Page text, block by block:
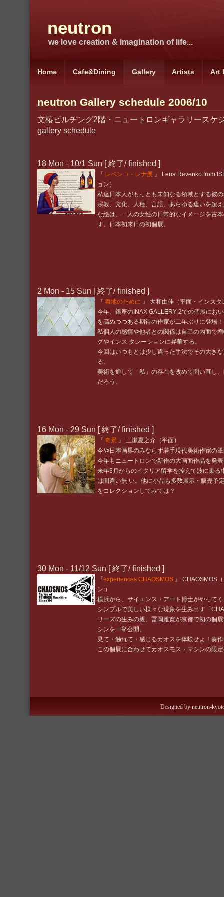
neutron
we love creation & imagination of life...
Home Cafe&Dining Gallery Artists Art
neutron Gallery schedule 2006/10
文椿ビルヂング2階・ニュートロンギャラリースケ
gallery schedule
18 Mon - 10/1 Sun [ 終了/ finished ]
『 レベンコ・レナ展 』 Lena Revenko from
ョン）
私達日本人がもっとも未知なる領域とする彼
宗教、文化、人種、言語、あらゆる違いを超
な絵は、一人の女性の日常的なイメージを古
す。日本初来日の初個展。
2 Mon - 15 Sun [ 終了/ finished ]
『 着地のために 』 大和由佳（平面・インス
今年、銀座のINAX GALLERY 2での個展にお
を高めつつある期待の作家が二年ぶりに登場！
私個人の感情や他者との関係は自己の内面で
グやインス タレーションに昇華する。
今回はいつもとは少し違った手法でその大き
る。
美術を通して「私」の存在を改めて問い直し
だろう。
16 Mon - 29 Sun [ 終了/ finished ]
『 奇景 』 三瀬夏之介（平面）
今や日本画界のみならず若手現代美術作家の
今年もニュートロンで新作の大画面作品を
来年3月からのイタリア留学を控えて波に乗る
は間違い無 い。他に小品も多数展示・販売予
をコレクションしてみては？
30 Mon - 11/12 Sun [ 終了/ finished ]
『experiences CHAOSMOS 』 CHAOSMOS
ン ）
横浜から、サイエンス・アート博士がやって
シンプルで美しい様々な現象を生み出す「
リーズの生みの親、冨岡雅寛が京都で初の個
シンを一挙公開。
見て・触れて・感じるカオスを体験せよ！奏
この個展に合わせてカオスモス・マシンの限
Designed by neutron-